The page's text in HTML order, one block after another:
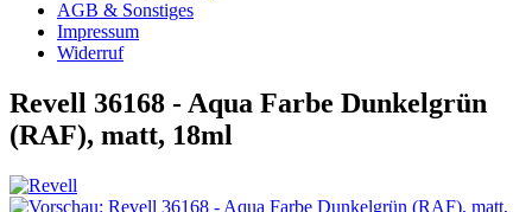
AGB & Sonstiges
Impressum
Widerruf
Revell 36168 - Aqua Farbe Dunkelgrün
(RAF), matt, 18ml